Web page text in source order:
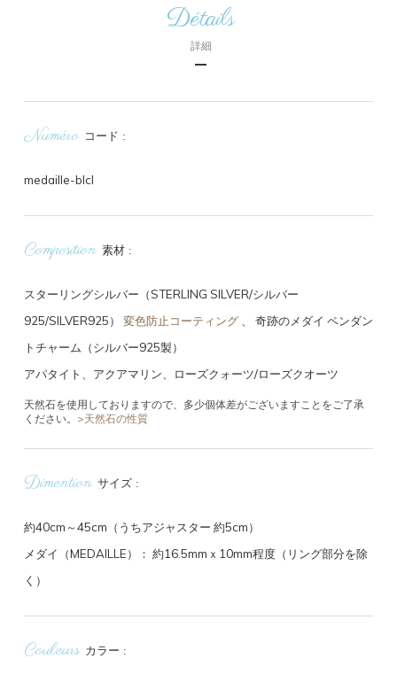
Détails
詳細
Numéro コード
medaille-blcl
Composition 素材
スターリングシルバー（STERLING SILVER/シルバー
925/SILVER925） 変色防止コーティング、 奇跡のメダイ ペンダン
トチャーム（シルバー925製）
アパタイト、アクアマリン、ローズクォーツ/ローズクオーツ
天然石を使用しておりますので、多少個体差がございますことをご了承
ください。 >天然石の性質
Dimention サイズ
約40cm～45cm（うちアジャスター 約5cm）
メダイ（MEDAILLE）： 約16.5mmｘ10mm程度（リング部分を除
く）
Couleurs カラー